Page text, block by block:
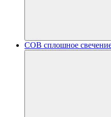
COB сплошное